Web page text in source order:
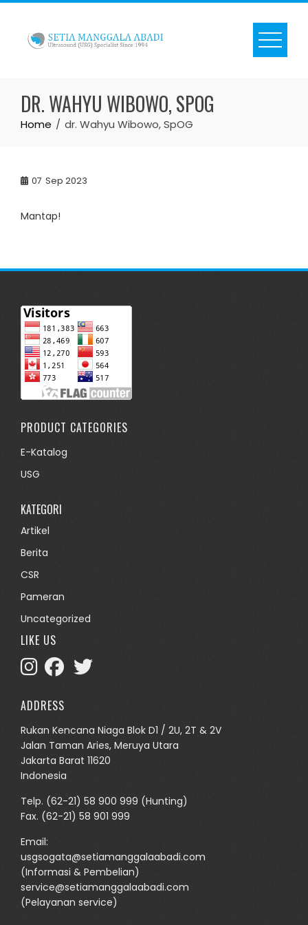
Skip
content
DR. WAHYU WIBOWO, SPOG
Home dr. Wahyu Wibowo, SpOG
07 Sep 2023
Mantap!
PRODUCT CATEGORIES
E-Katalog
USG
KATEGORI
Artikel
Berita
CSR
Pameran
Uncategorized
LIKE US
ADDRESS
Rukan Kencana Niaga Blok D1 / 2U, 2T & 2V
Jalan Taman Aries, Meruya Utara
Jakarta Barat 11620
Indonesia
Telp. (62-21) 58 900 999 (Hunting)
Fax. (62-21) 58 901 999
Email:
usgsogata@setiamanggalaabadi.com
(Informasi & Pembelian)
service@setiamanggalaabadi.com
(Pelayanan service)